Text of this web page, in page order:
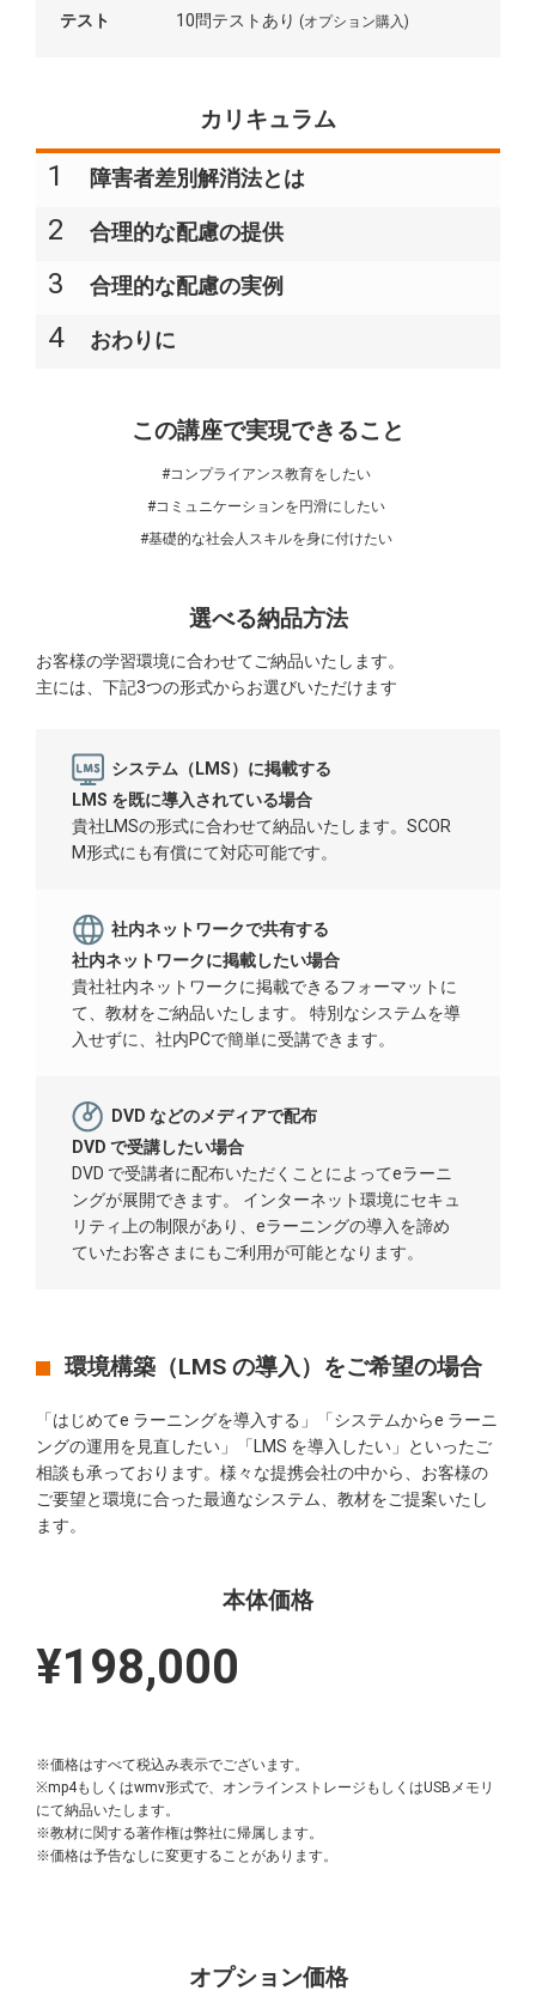
テスト 10問テストあり (オプション購入)
カリキュラム
1 障害者差別解消法とは
2 合理的な配慮の提供
3 合理的な配慮の実例
4 おわりに
この講座で実現できること
#コンプライアンス教育をしたい
#コミュニケーションを円滑にしたい
#基礎的な社会人スキルを身に付けたい
選べる納品方法
お客様の学習環境に合わせてご納品いたします。
主には、下記3つの形式からお選びいただけます
システム（LMS）に掲載する
LMS を既に導入されている場合
貴社LMSの形式に合わせて納品いたします。SCOR
M形式にも有償にて対応可能です。
社内ネットワークで共有する
社内ネットワークに掲載したい場合
貴社社内ネットワークに掲載できるフォーマットに
て、教材をご納品いたします。 特別なシステムを導
入せずに、社内PCで簡単に受講できます。
DVD などのメディアで配布
DVD で受講したい場合
DVD で受講者に配布いただくことによってeラーニ
ングが展開できます。 インターネット環境にセキュ
リティ上の制限があり、eラーニングの導入を諦め
ていたお客さまにもご利用が可能となります。
環境構築（LMS の導入）をご希望の場合
「はじめてe ラーニングを導入する」「システムからe ラーニ
ングの運用を見直したい」「LMS を導入したい」といったご
相談も承っております。様々な提携会社の中から、お客様の
ご要望と環境に合った最適なシステム、教材をご提案いたし
ます。
本体価格
¥198,000
※価格はすべて税込み表示でございます。
※mp4もしくはwmv形式で、オンラインストレージもしくはUSBメモリ
にて納品いたします。
※教材に関する著作権は弊社に帰属します。
※価格は予告なしに変更することがあります。
オプション価格